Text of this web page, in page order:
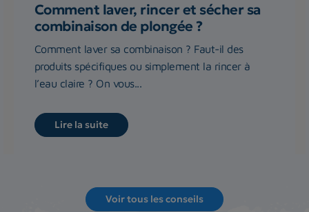
Comment laver, rincer et sécher sa
combinaison de plongée ?
Comment laver sa combinaison ? Faut-il des
produits spécifiques ou simplement la rincer à
l’eau claire ? On vous...
Lire la suite
Voir tous les conseils